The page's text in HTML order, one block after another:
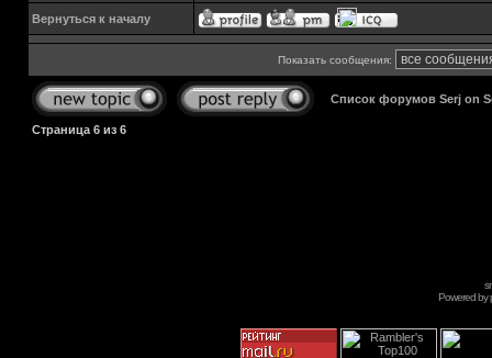
Вернуться к началу
Показать сообщения:
Список форумов Serj on
Страница 6 из 6
Powered by